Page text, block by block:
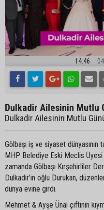
14:46
Dulkadir Ailesinin Mutlu
Dulkadir Ailesinin Mutlu
Gölbaşı iş ve siyaset dünyasının
MHP Belediye Eski Meclis Üyesi
zamanda Gölbaşı Kırşehirliler
Dulkadir’in oğlu Durukan,
dünya evine girdi.
Mehmet & Ayşe Ünal çiftinin